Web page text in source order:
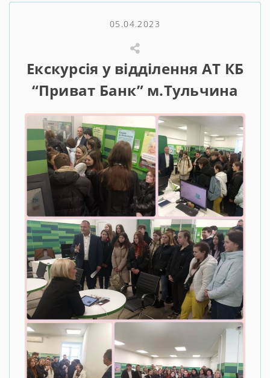
05.04.2023
Екскурсія у відділення АТ КБ
“Приват Банк” м.Тульчина